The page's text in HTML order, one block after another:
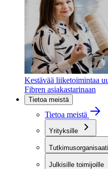
Kestävää liiketoimintaa
Fibren asiakastarinaan
Tietoa meistä
Tietoa meistä
Yrityksille
Julkisille toimijoille